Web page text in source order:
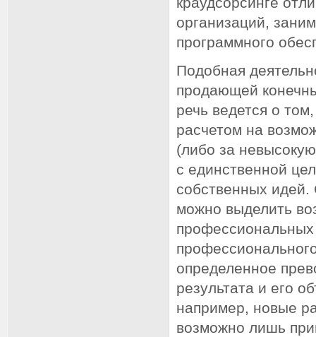
организаций,
программного
Подобная
продающей
речь ведется о
расчетом на
(либо за
с единственной
собственных
можно выделить
определенное
результата и его
например, новые
возможно лишь